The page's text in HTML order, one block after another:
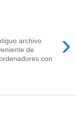
›
archivo
de
con